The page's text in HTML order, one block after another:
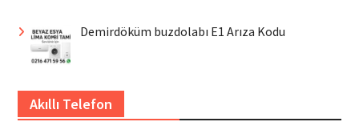
Demirdöküm buzdolabı E1 Arıza Kodu
Akıllı Telefon